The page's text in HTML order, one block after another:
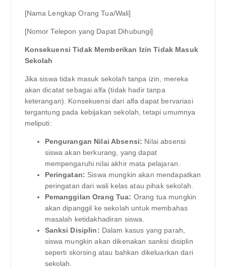
[Nama Lengkap Orang Tua/Wali]
[Nomor Telepon yang Dapat Dihubungi]
Konsekuensi Tidak Memberikan Izin Tidak Masuk
Sekolah
Jika siswa tidak masuk sekolah tanpa izin, mereka
akan dicatat sebagai alfa (tidak hadir tanpa
keterangan). Konsekuensi dari alfa dapat bervariasi
tergantung pada kebijakan sekolah, tetapi umumnya
meliputi:
Pengurangan Nilai Absensi: Nilai absensi
siswa akan berkurang, yang dapat
mempengaruhi nilai akhir mata pelajaran.
Peringatan: Siswa mungkin akan mendapatkan
peringatan dari wali kelas atau pihak sekolah.
Pemanggilan Orang Tua: Orang tua mungkin
akan dipanggil ke sekolah untuk membahas
masalah ketidakhadiran siswa.
Sanksi Disiplin: Dalam kasus yang parah,
siswa mungkin akan dikenakan sanksi disiplin
seperti skorsing atau bahkan dikeluarkan dari
sekolah.